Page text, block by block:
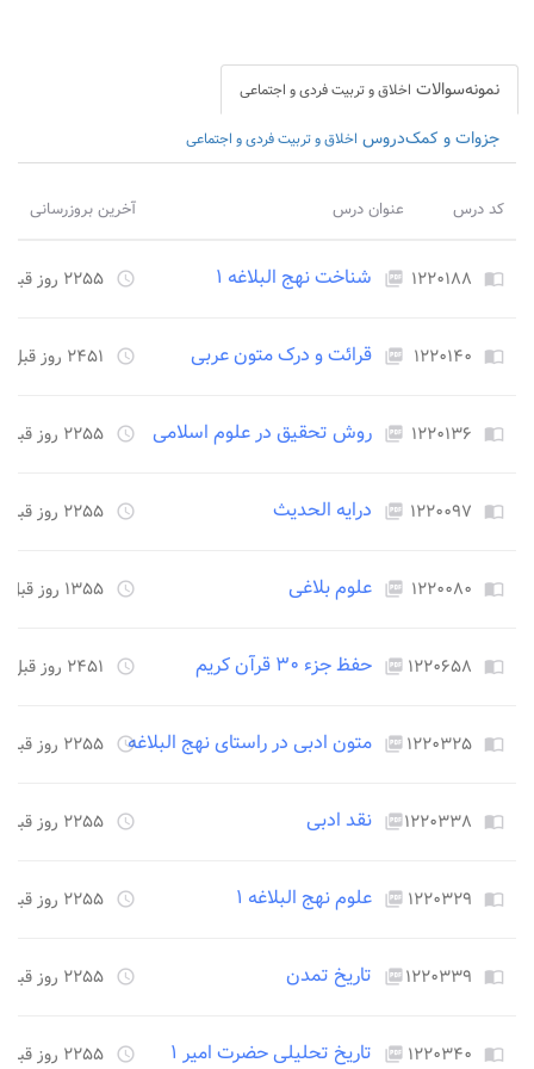
نمونه‌سوالات اخلاق و تربیت فردی و اجتماعی
جزوات و کمک‌دروس اخلاق و تربیت فردی و اجتماعی
کد درس عنوان درس آخرین بروزرسانی
import_contacts ۱۲۲۰۱۸۸ picture_as_pdf شناخت نهج البلاغه ۱ access_time ۲۲۵۵ روز قبل
import_contacts ۱۲۲۰۱۴۰ picture_as_pdf قرائت و درک متون عربی access_time ۲۴۵۱ روز قبل
import_contacts ۱۲۲۰۱۳۶ picture_as_pdf روش تحقیق در علوم اسلامی access_time ۲۲۵۵ روز قبل
import_contacts ۱۲۲۰۰۹۷ picture_as_pdf درایه الحدیث access_time ۲۲۵۵ روز قبل
import_contacts ۱۲۲۰۰۸۰ picture_as_pdf علوم بلاغی access_time ۱۳۵۵ روز قبل
import_contacts ۱۲۲۰۶۵۸ picture_as_pdf حفظ جزء ۳۰ قرآن کریم access_time ۲۴۵۱ روز قبل
import_contacts ۱۲۲۰۳۲۵ picture_as_pdf متون ادبی در راستای نهج البلاغهaccess_time ۲۲۵۵ روز قبل
import_contacts ۱۲۲۰۳۳۸picture_as_pdf نقد ادبی access_time ۲۲۵۵ روز قبل
import_contacts ۱۲۲۰۳۲۹ picture_as_pdf علوم نهج البلاغه ۱ access_time ۲۲۵۵ روز قبل
import_contacts ۱۲۲۰۳۳۹picture_as_pdf تاریخ تمدن access_time ۲۲۵۵ روز قبل
import_contacts ۱۲۲۰۳۴۰ picture_as_pdf تاریخ تحلیلی حضرت امیر ۱ access_time ۲۲۵۵ روز قبل